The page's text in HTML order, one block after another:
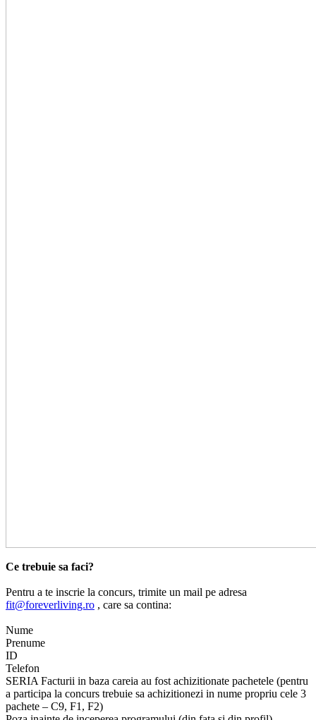
Ce trebuie sa faci?
Pentru a te inscrie la concurs, trimite un mail pe adresa
fit@foreverliving.ro , care sa contina:
Nume
Prenume
ID
Telefon
SERIA Facturii in baza careia au fost achizitionate pachetele (pentru
a participa la concurs trebuie sa achizitionezi in nume propriu cele 3
pachete – C9, F1, F2)